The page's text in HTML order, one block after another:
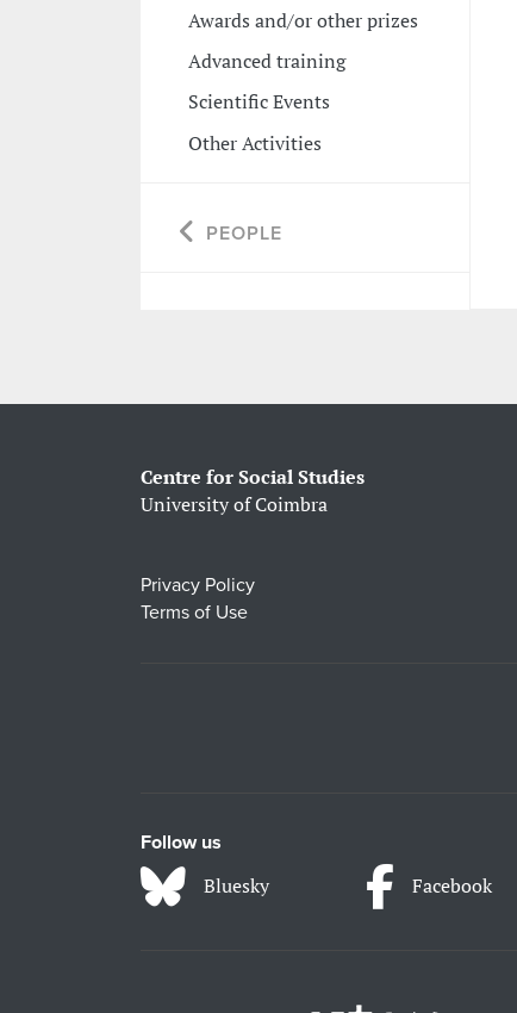
Awards and/or other prizes
Advanced training
Scientific Events
Other Activities
PEOPLE
Centre for Social Studies
University of Coimbra
Privacy Policy
Terms of Use
Follow us
Bluesky Facebook